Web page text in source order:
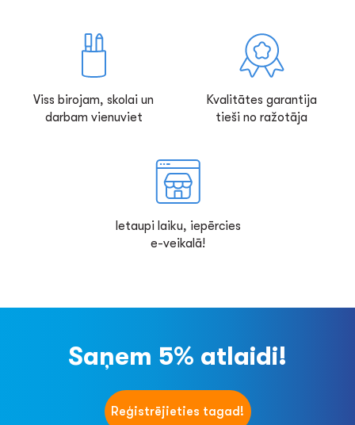
Viss birojam, skolai un
darbam vienuviet
Kvalitātes garantija
tieši no ražotāja
Ietaupi laiku, iepērcies
e-veikalā!
Saņem 5% atlaidi!
Reģistrējieties tagad!